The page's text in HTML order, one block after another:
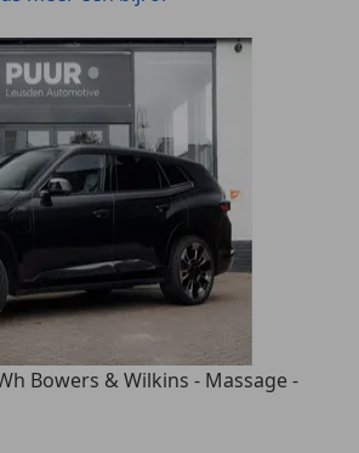
Bowers & Wilkins - Massage -